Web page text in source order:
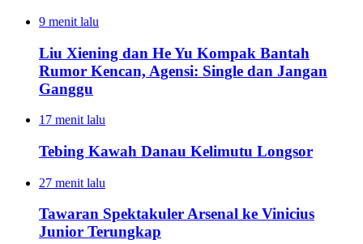
9 menit lalu
Liu Xiening dan He Yu Kompak Bantah
Rumor Kencan, Agensi: Single dan Jangan
Ganggu
17 menit lalu
Tebing Kawah Danau Kelimutu Longsor
27 menit lalu
Tawaran Spektakuler Arsenal ke Vinicius
Junior Terungkap